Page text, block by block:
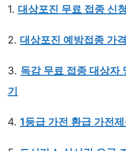
1. 대상포진 무료 접종 신
2. 대상포진 예방접종 가
3. 독감 무료 접종 대상자
기
4. 1등급 가전 환급 가전